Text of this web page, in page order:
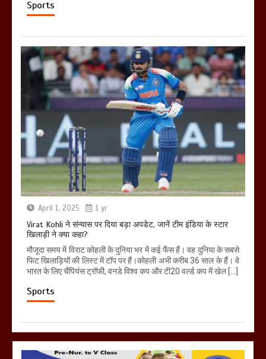
Sports
April 1, 2025 1 yr
Virat Kohli ने संन्यास पर दिया बड़ा अपडेट, जानें टीम इंडिया के स्टार
खिलाड़ी ने क्या कहा?
मौजूदा समय में विराट कोहली के दुनिया भर में कई फैंस हैं। वह दुनिया के सबसे
फिट खिलाड़ियों की लिस्ट में टॉप पर हैं।कोहली अभी करीब 36 साल के हैं। वे
भारत के लिए चैंपियंस ट्रॉफी, वनडे विश्व कप और टी20 वर्ल्ड कप में खेल […]
Sports